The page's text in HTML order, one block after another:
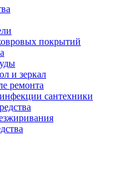
покрытий
и зеркал
ремонта
сантехники